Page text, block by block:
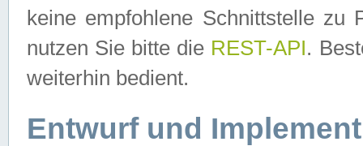
keine empfohlene Schnittstelle zu
nutzen Sie bitte die REST-API.
weiterhin bedient.
Entwurf und